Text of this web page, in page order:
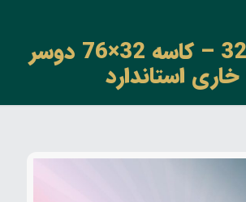
گاردان 3200 – کاسه 32×76 دوسر